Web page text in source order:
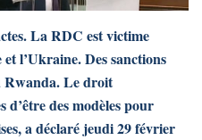
La RDC est victime
et l’Ukraine. Des sanctions
Rwanda. Le droit
des modèles pour
a déclaré jeudi 29 février